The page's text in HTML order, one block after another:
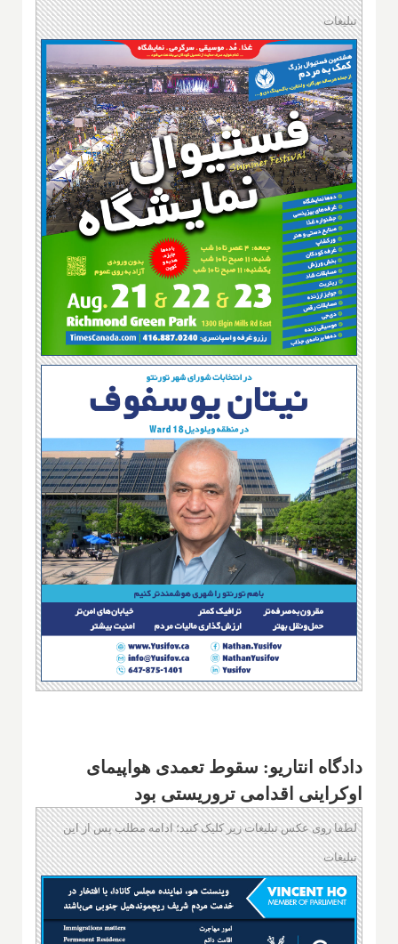
تبلیغات
دادگاه انتاریو: سقوط تعمدی هواپیمای
اوکراینی اقدامی تروریستی بود
لطفا روی عکس تبلیغات زیر کلیک کنید؛ ادامه مطلب پس از این
تبلیغات